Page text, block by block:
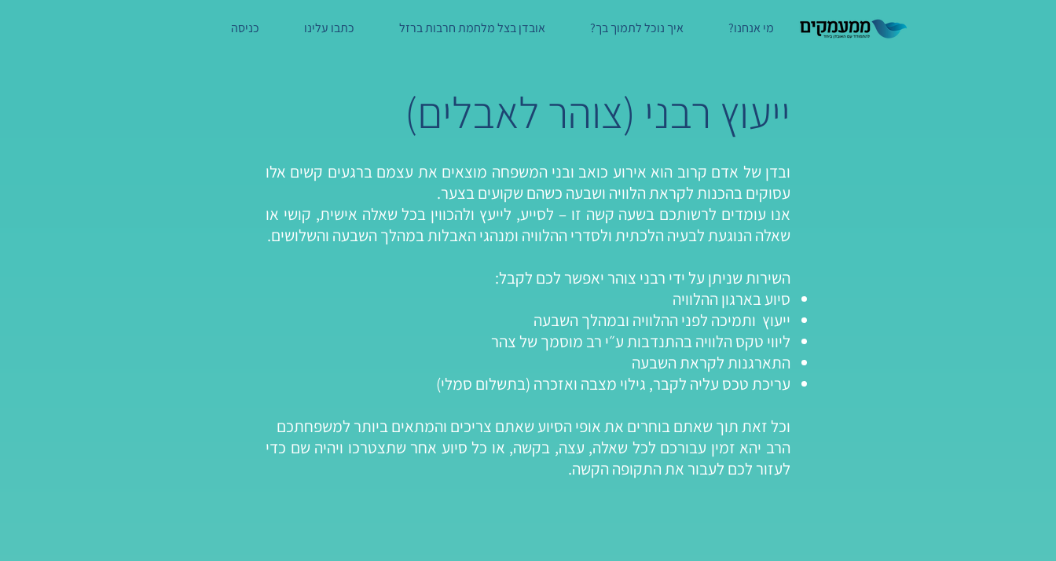
מי אנחנו? איך נוכל לתמוך בך? אובדן בצל מלחמת חרבות ברזל כתבו עלינו כניסה
ייעוץ רבני (צוהר לאבלים)
ובדן של אדם קרוב הוא אירוע כואב ובני המשפחה מוצאים את עצמם ברגעים קשים אלו
עסוקים בהכנות לקראת הלוויה ושבעה כשהם שקועים בצער.
אנו עומדים לרשותכם בשעה קשה זו – לסייע, לייעץ ולהכווין בכל שאלה אישית, קושי או
שאלה הנוגעת לבעיה הלכתית ולסדרי ההלוויה ומנהגי האבלות במהלך השבעה והשלושים.
השירות שניתן על ידי רבני צוהר יאפשר לכם לקבל:
סיוע בארגון ההלוויה
ייעוץ ותמיכה לפני ההלוויה ובמהלך השבעה
ליווי טקס הלוויה בהתנדבות ע״י רב מוסמך של צהר
התארגנות לקראת השבעה
עריכת טכס עליה לקבר, גילוי מצבה ואזכרה (בתשלום סמלי)
וכל זאת תוך שאתם בוחרים את אופי הסיוע שאתם צריכים והמתאים ביותר למשפחתכם
הרב יהא זמין עבורכם לכל שאלה, עצה, בקשה, או כל סיוע אחר שתצטרכו ויהיה שם כדי
לעזור לכם לעבור את התקופה הקשה.